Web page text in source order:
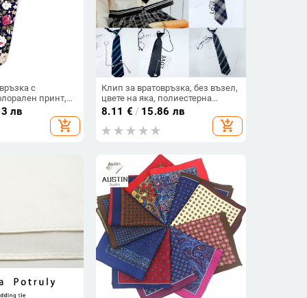
с
принт,
пролет 2024
лв
add_shopping_cart
Клип за вратовръзка, без възел,
цвете на яка, полиестерна
подплата, за възрастни
8.11 € / 15.86 лв
add_shopping_cart